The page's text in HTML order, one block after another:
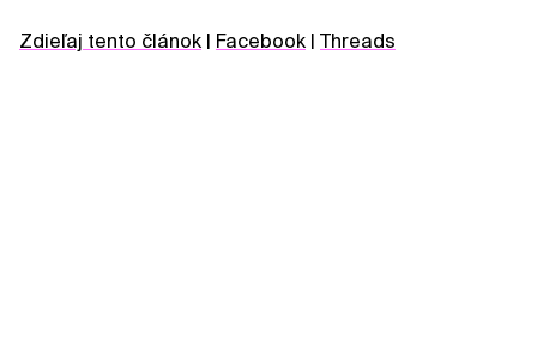
Zdieľaj tento článok | Facebook | Threads